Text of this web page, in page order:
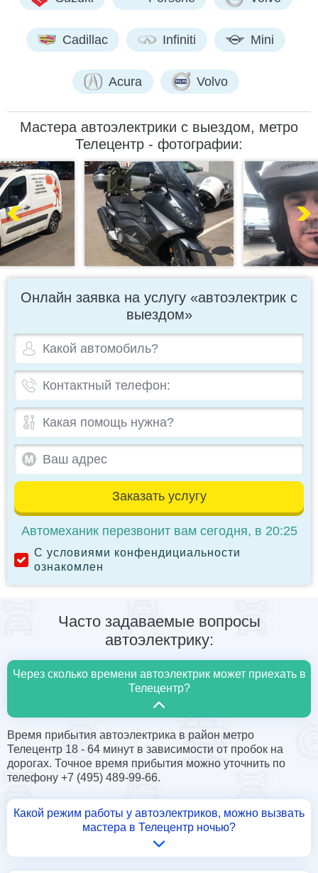
Cadillac Infiniti Mini
Acura Volvo
Мастера автоэлектрики с выездом, метро
Телецентр - фотографии:
Онлайн заявка на услугу «автоэлектрик с
выездом»
Заказать услугу
С условиями конфендициальности
ознакомлен
Автомеханик перезвонит вам сегодня, в 20:25
Часто задаваемые вопросы
автоэлектрику:
Через сколько времени автоэлектрик может приехать в
Телецентр?
Время прибытия автоэлектрика в район метро
Телецентр 18 - 64 минут в зависимости от пробок на
дорогах. Точное время прибытия можно уточнить по
телефону +7 (495) 489-99-66.
Какой режим работы у автоэлектриков, можно вызвать
мастера в Телецентр ночью?